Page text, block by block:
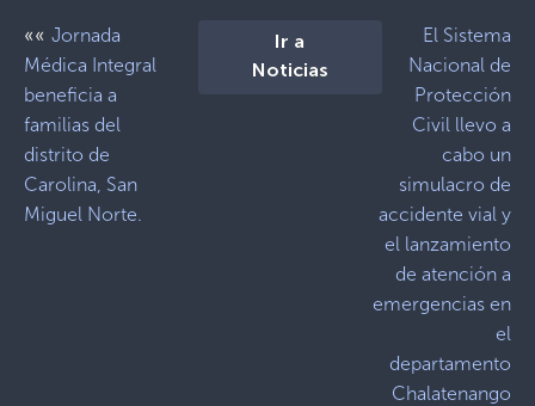
«« Jornada
Médica Integral
beneficia a
familias del
distrito de
Carolina, San
Miguel Norte.
Ir a
Noticias
El Sistema
Nacional de
Protección
Civil llevo a
cabo un
simulacro de
accidente vial y
el lanzamiento
de atención a
emergencias en
el
departamento
Chalatenango